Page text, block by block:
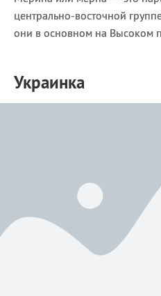
центрально-восточной
они в основном на Высоком
Украинка